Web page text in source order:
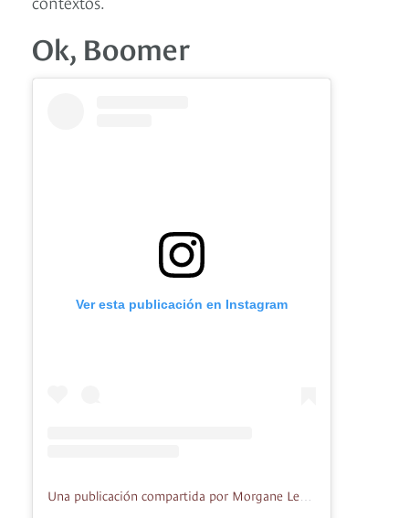
Ok, Boomer
Ver esta publicación en Instagram